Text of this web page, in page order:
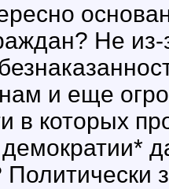
Не
и еще
в которых